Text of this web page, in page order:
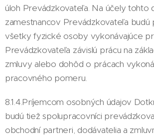
úloh Prevádzkovateľa. Na účely tohto
zamestnancov Prevádzkovateľa budú
všetky fyzické osoby vykonávajúce
Prevádzkovateľa závislú prácu na
zmluvy alebo dohôd o prácach
pracovného pomeru.
8.1.4.Príjemcom osobných údajov
budú tiež spolupracovníci
obchodní partneri, dodávatelia a